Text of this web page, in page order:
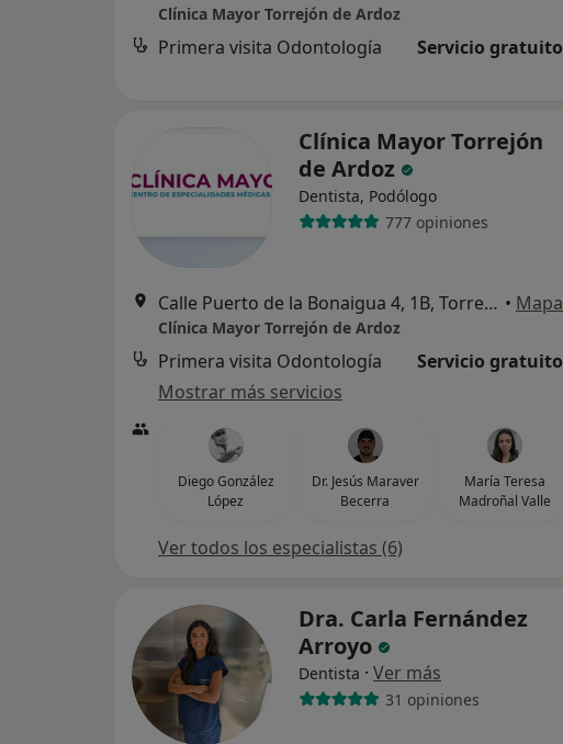
Clínica Mayor Torrejón de Ardoz
Primera visita Odontología Servicio gratuito
Clínica Mayor Torrejón
de Ardoz
Dentista, Podólogo
777 opiniones
Calle Puerto de la Bonaigua 4, 1B, Torrejón de Ardoz • Mapa
Clínica Mayor Torrejón de Ardoz
Primera visita Odontología
Servicio gratuito
Mostrar más servicios
Diego González
López
Dr. Jesús Maraver
Becerra
María Teresa
Madroñal Valle
Ver todos los especialistas (6)
Dra. Carla Fernández
Arroyo
Dentista · Ver más
31 opiniones